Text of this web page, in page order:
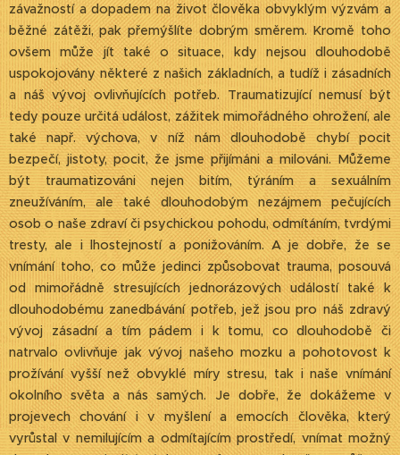
závažností a dopadem na život člověka obvyklým výzvám a
běžné zátěži, pak přemýšlíte dobrým směrem. Kromě toho
ovšem může jít také o situace, kdy nejsou dlouhodobě
uspokojovány některé z našich základních, a tudíž i zásadních
a náš vývoj ovlivňujících potřeb. Traumatizující nemusí být
tedy pouze určitá událost, zážitek mimořádného ohrožení, ale
také např. výchova, v níž nám dlouhodobě chybí pocit
bezpečí, jistoty, pocit, že jsme přijímáni a milováni. Můžeme
být traumatizováni nejen bitím, týráním a sexuálním
zneužíváním, ale také dlouhodobým nezájmem pečujících
osob o naše zdraví či psychickou pohodu, odmítáním, tvrdými
tresty, ale i lhostejností a ponižováním. A je dobře, že se
vnímání toho, co může jedinci způsobovat trauma, posouvá
od mimořádně stresujících jednorázových událostí také k
dlouhodobému zanedbávání potřeb, jež jsou pro náš zdravý
vývoj zásadní a tím pádem i k tomu, co dlouhodobě či
natrvalo ovlivňuje jak vývoj našeho mozku a pohotovost k
prožívání vyšší než obvyklé míry stresu, tak i naše vnímání
okolního světa a nás samých. Je dobře, že dokážeme v
projevech chování i v myšlení a emocích člověka, který
vyrůstal v nemilujícím a odmítajícím prostředí, vnímat možný